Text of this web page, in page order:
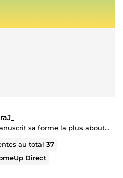
Donner à votre manuscrit sa forme la plus aboutie
au total37
Direct